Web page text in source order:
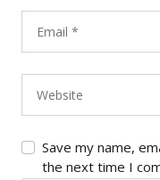
Save my name,
the next time I